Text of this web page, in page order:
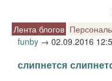
Лента блогов
funby → 02.09.2016
слипнется